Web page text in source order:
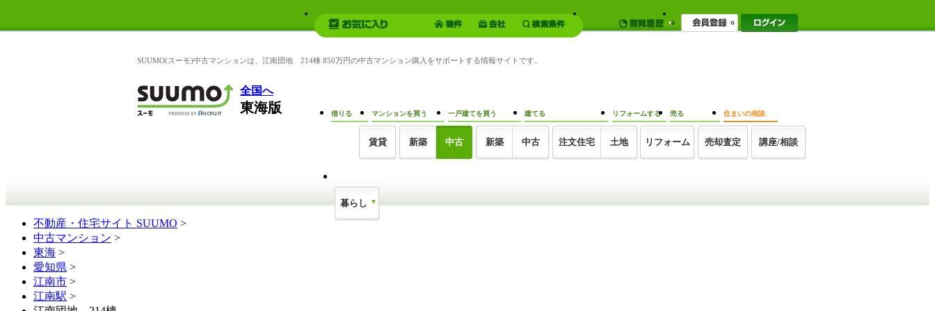
SUUMO(スーモ)中古マンションは、江南団地 214棟 850万円の中古マンション購入をサポートする情報サイトです。
全国へ
東海版 借りる
賃貸
マンションを買う
新築 中古
一戸建てを買う
新築 中古
建てる
注文住宅 土地
リフォームする
リフォーム
売る
売却査定
住まいの相談
講座/相談
暮らし
不動産・住宅サイト SUUMO >
中古マンション >
東海 >
愛知県 >
江南市 >
江南駅 >